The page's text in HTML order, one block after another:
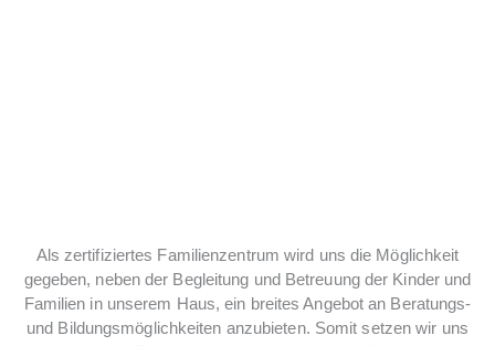
Als zertifiziertes Familienzentrum wird uns die Möglichkeit
gegeben, neben der Begleitung und Betreuung der Kinder und
Familien in unserem Haus, ein breites Angebot an Beratungs-
und Bildungsmöglichkeiten anzubieten. Somit setzen wir uns